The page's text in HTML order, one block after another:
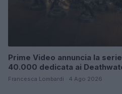
Prime Video annuncia la
40.000 dedicata ai
Francesca Lombardi · 4 Ago 2026